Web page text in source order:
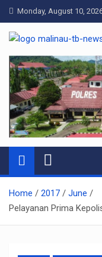
Skip
to
content
Monday, August 10,
Beranda Warta
Home 2017
June
Pelayanan Prima